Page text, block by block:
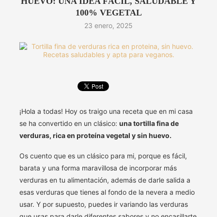
100% VEGETAL
23 enero, 2025
¡Hola a todas! Hoy os traigo una receta que en mi casa
se ha convertido en un clásico: una tortilla fina de
verduras, rica en proteína vegetal y sin huevo.
Os cuento que es un clásico para mi, porque es fácil,
barata y una forma maravillosa de incorporar más
verduras en tu alimentación, además de darle salida a
esas verduras que tienes al fondo de la nevera a medio
usar. Y por supuesto, puedes ir variando las verduras